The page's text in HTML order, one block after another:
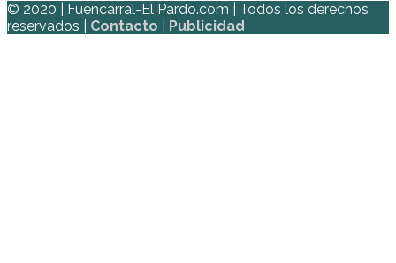
© 2020 | Fuencarral-El Pardo.com | Todos los derechos
reservados | Contacto Publicidad